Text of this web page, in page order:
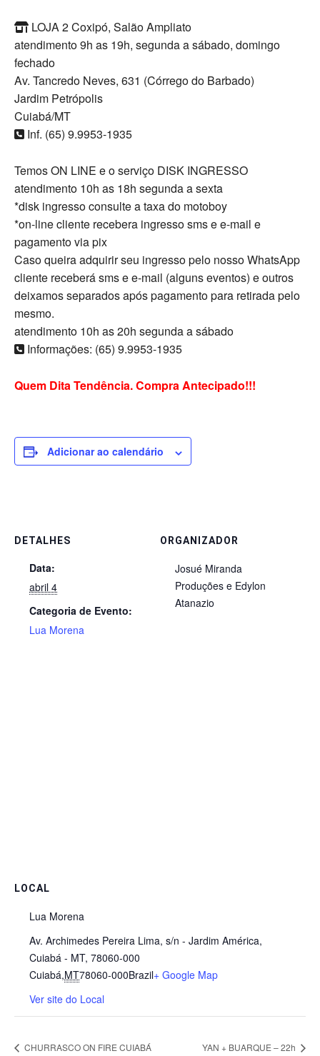
LOJA 2 Coxipó, Salão Ampliato
atendimento 9h as 19h, segunda a sábado, domingo
fechado
Av. Tancredo Neves, 631 (Córrego do Barbado)
Jardim Petrópolis
Cuiabá/MT
Inf. (65) 9.9953-1935
Temos ON LINE e o serviço DISK INGRESSO
atendimento 10h as 18h segunda a sexta
*disk ingresso consulte a taxa do motoboy
*on-line cliente recebera ingresso sms e e-mail e
pagamento via pix
Caso queira adquirir seu ingresso pelo nosso WhatsApp
cliente receberá sms e e-mail (alguns eventos) e outros
deixamos separados após pagamento para retirada pelo
mesmo.
atendimento 10h as 20h segunda a sábado
Informações: (65) 9.9953-1935
Quem Dita Tendência. Compra Antecipado!!!
Adicionar ao calendário
DETALHES
Data:
abril 4
Categoria de Evento:
Lua Morena
ORGANIZADOR
Josué Miranda
Produções e Edylon
Atanazio
LOCAL
Lua Morena
Av. Archimedes Pereira Lima, s/n - Jardim América,
Cuiabá - MT, 78060-000
Cuiabá,MT78060-000Brazil+ Google Map
Ver site do Local
CHURRASCO ON FIRE CUIABÁ YAN + BUARQUE – 22h